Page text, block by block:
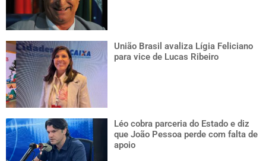
União Brasil avaliza Lígia Feliciano
para vice de Lucas Ribeiro
Léo cobra parceria do Estado e diz
que João Pessoa perde com falta de
apoio